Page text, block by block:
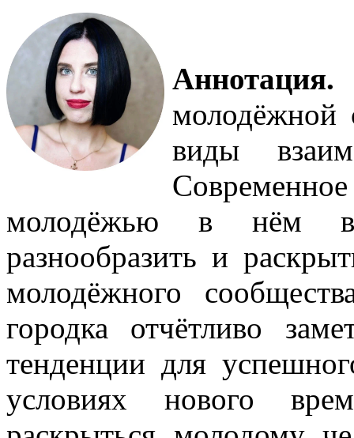
молодёжной
виды
молодёжью в нём в
разнообразить и
молодёжного
городка отчётливо
тенденции для
условиях нового